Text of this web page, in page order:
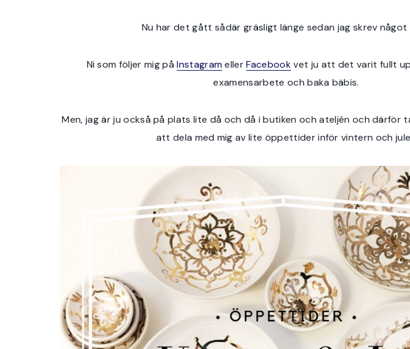
Nu har det gått sådär gräsligt länge sedan jag skrev något
Ni som följer mig påInstagram ellerFacebookvet ju att det varit fullt
examensarbete och baka bäbis.
Men, jag är ju också på plats lite då och då i butiken och ateljén och därför
att dela med mig av lite öppettider inför vintern och